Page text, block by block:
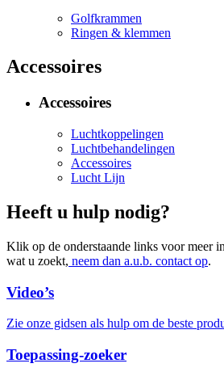
Golfkrammen
Ringen & klemmen
Accessoires
Accessoires
Luchtkoppelingen
Luchtbehandelingen
Accessoires
Lucht Lijn
Heeft u hulp nodig?
Klik op de onderstaande links voor meer
wat u zoekt, neem dan a.u.b. contact op.
Video’s
Zie onze gidsen als hulp om de beste
Toepassing-zoeker